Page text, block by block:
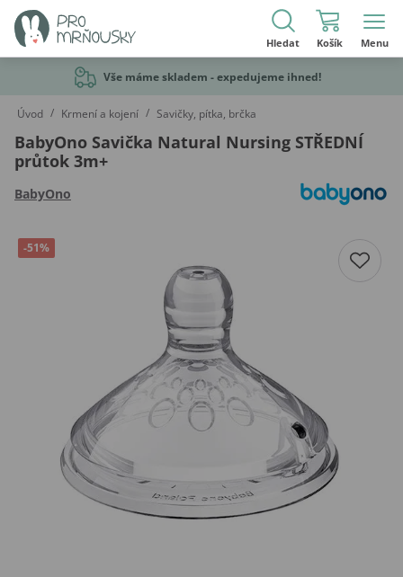
Hledat Košík Menu
Vše máme skladem - expedujeme ihned!
Úvod / Krmení a kojení / Savičky, pítka, brčka
BabyOno Savička Natural Nursing STŘEDNÍ
průtok 3m+
BabyOno
-51%